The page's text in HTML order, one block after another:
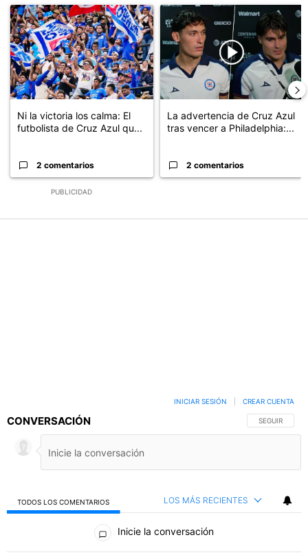
PUBLICIDAD
Un artículo de tendencia con el título "Ni la victoria los calma: El
Ni la victoria los calma: El
futbolista de Cruz Azul qu...
2 comentarios
Un artículo de tendencia con el
La advertencia de Cruz Azul
tras vencer a Philadelphia:...
2 comentarios
CONVERSACIÓN SIGA ESTA
SEGUIR
INICIAR SESIÓN CREAR CUENTA
TODOS LOS COMENTARIOS LOS MÁS RECIENTES
Todos los comentarios
Inicie la conversación